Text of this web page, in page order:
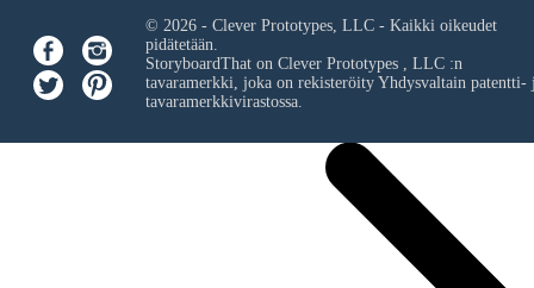
© 2026 - Clever Prototypes, LLC - Kaikki oikeudet
pidätetään.
StoryboardThat on Clever Prototypes , LLC:n
tavaramerkki, joka on rekisteröity Yhdysvaltain patentti-
tavaramerkkivirastossa.